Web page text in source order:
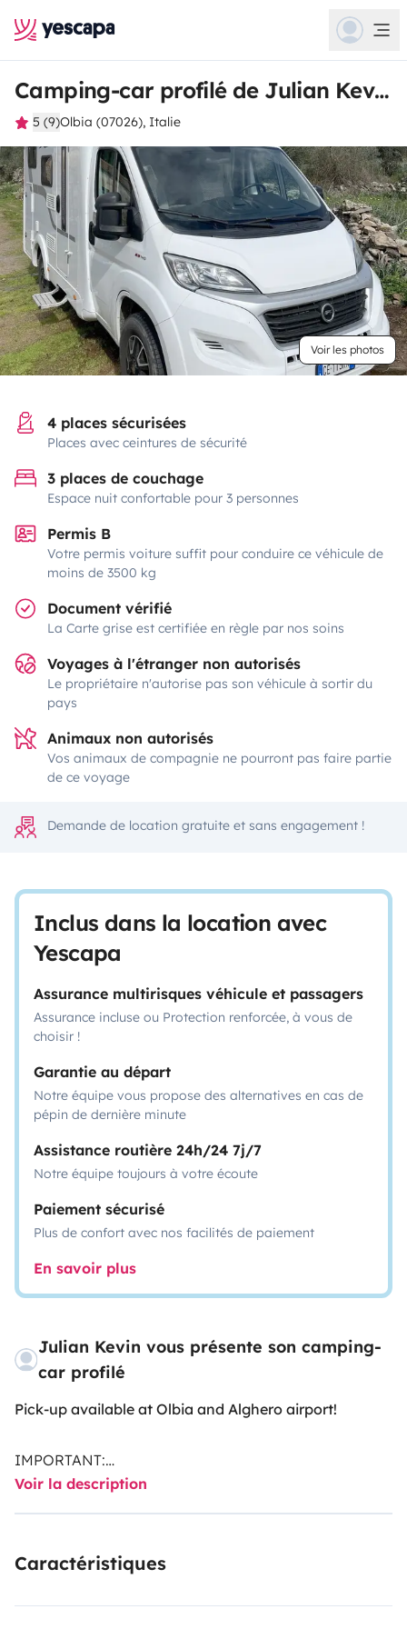
Camping-car profilé de Julian Kevin
5 (9)Olbia (07026), Italie
Voir les photos
4 places sécurisées
Places avec ceintures de sécurité
3 places de couchage
Espace nuit confortable pour 3 personnes
Permis B
Votre permis voiture suffit pour conduire ce véhicule de
moins de 3500 kg
Document vérifié
La Carte grise est certifiée en règle par nos soins
Voyages à l'étranger non autorisés
Le propriétaire n'autorise pas son véhicule à sortir du
pays
Animaux non autorisés
Vos animaux de compagnie ne pourront pas faire partie
de ce voyage
Demande de location gratuite et sans engagement !
Inclus dans la location avec
Yescapa
Assurance multirisques véhicule et passagers
Assurance incluse ou Protection renforcée, à vous de
choisir !
Garantie au départ
Notre équipe vous propose des alternatives en cas de
pépin de dernière minute
Assistance routière 24h/24 7j/7
Notre équipe toujours à votre écoute
Paiement sécurisé
Plus de confort avec nos facilités de paiement
En savoir plus
Julian Kevin vous présente son camping-
car profilé
Pick-up available at Olbia and Alghero airport!
IMPORTANT:
Afixed service fee of 150 euros
paid in cash upon vehicle handover.
airport transfer (Olbia or Alghero), one gas bottle, and
Voir la description
Caractéristiques